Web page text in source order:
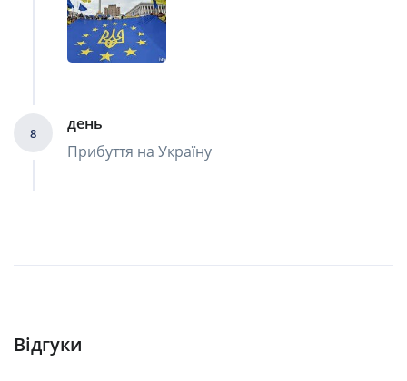
8
день
Прибуття на Україну
Відгуки